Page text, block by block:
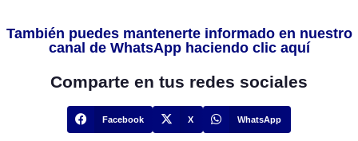
También puedes mantenerte informado en nuestro
canal de WhatsApp haciendo clic aquí
Comparte en tus redes sociales
Facebook X WhatsApp